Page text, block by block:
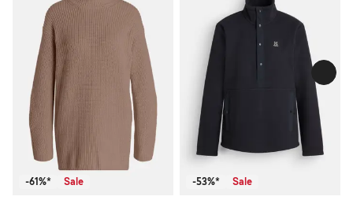
-61%* Sale -53%* Sale